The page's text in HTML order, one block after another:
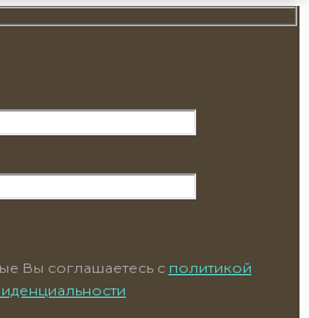
Вы соглашаетесь с политикой